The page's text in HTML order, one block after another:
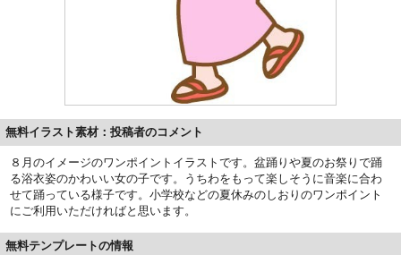
無料イラスト素材：投稿者のコメント
８月のイメージのワンポイントイラストです。盆踊りや夏のお祭りで踊
る浴衣姿のかわいい女の子です。うちわをもって楽しそうに音楽に合わ
せて踊っている様子です。小学校などの夏休みのしおりのワンポイント
にご利用いただければと思います。
無料テンプレートの情報